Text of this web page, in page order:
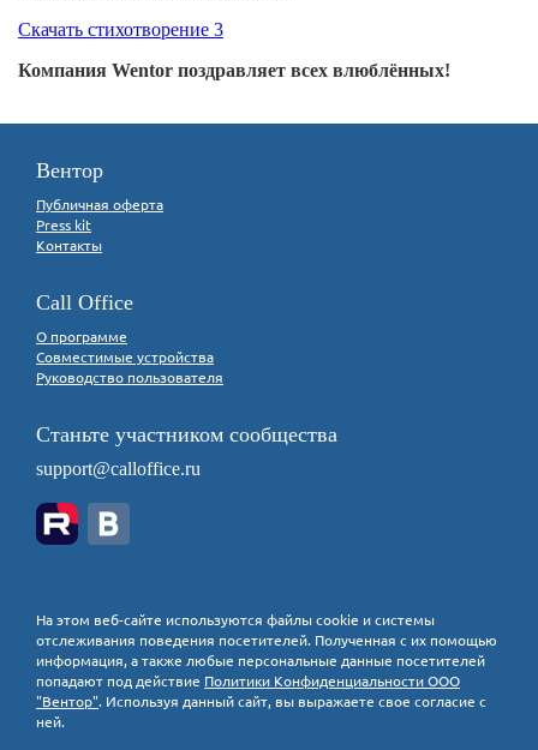
Скачать стихотворение 3
Компания Wentor поздравляет всех влюблённых!
Вентор
Публичная оферта
Press kit
Контакты
Call Office
О программе
Совместимые устройства
Руководство пользователя
Станьте участником сообщества
support@calloffice.ru
На этом веб-сайте используются файлы cookie и системы
отслеживания поведения посетителей. Полученная с их помощью
информация, а также любые персональные данные посетителей
попадают под действие Политики Конфиденциальности ООО
"Вентор". Используя данный сайт, вы выражаете свое согласие с
ней.